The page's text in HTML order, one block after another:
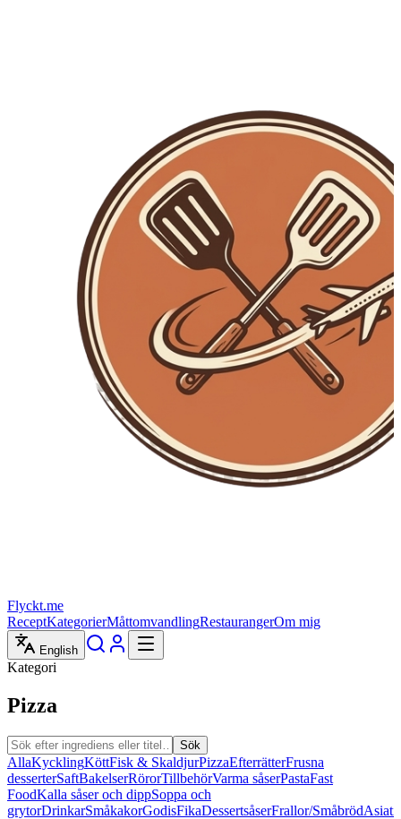
Flyckt.me
ReceptKategorierMåttomvandlingRestaurangerOm mig
English
Kategori
Pizza
Sök
AllaKycklingKöttFisk & SkaldjurPizzaEfterrätterFrusna
desserterSaftBakelserRörorTillbehörVarma såserPastaFast
FoodKalla såser och dippSoppa och
grytorDrinkarSmåkakorGodisFikaDessertsåserFrallor/Småbröd